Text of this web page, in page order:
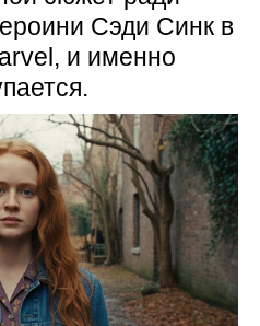
Сэди Синк в
и именно